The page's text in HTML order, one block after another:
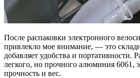
После распаковки электронного
привлекло мое внимание, — это
добавляет удобства и портативности.
легкого, но прочного алюминия 6061,
прочность и вес.